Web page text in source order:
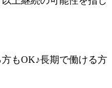
もOK♪長期で働ける方